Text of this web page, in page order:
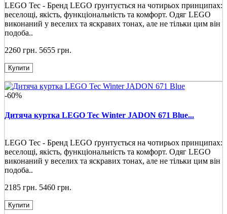
LEGO Tec - Бренд LEGO ґрунтується на чотирьох принципах:
веселощі, якість, функціональність та комфорт. Одяг LEGO
виконаний у веселих та яскравих тонах, але не тільки цим він
подоба..
2260 грн. 5655 грн.
Купити
-60%
Дитяча куртка LEGO Tec Winter JADON 671 Blue...
LEGO Tec - Бренд LEGO ґрунтується на чотирьох принципах:
веселощі, якість, функціональність та комфорт. Одяг LEGO
виконаний у веселих та яскравих тонах, але не тільки цим він
подоба..
2185 грн. 5460 грн.
Купити